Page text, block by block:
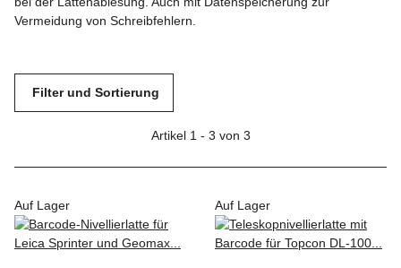
Vermeidung von Schreibfehlern.
Filter und Sortierung
Artikel 1 - 3 von 3
Auf Lager Auf Lager